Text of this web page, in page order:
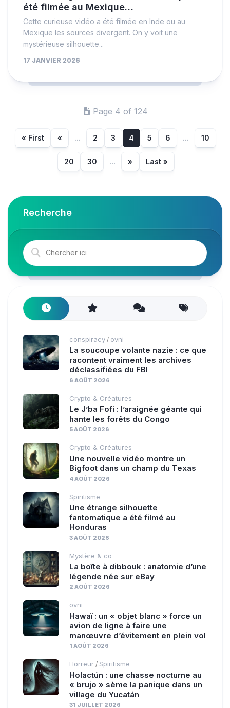
été filmée au Mexique…
Cette curieuse vidéo a été filmée en Inde ou au
Mexique les sources divergent. On y voit une
mystérieuse silhouette...
17 JANVIER 2026
Page 4 of 124
« First « ... 2 3 4 5 6 ... 10
20 30 ... » Last »
Recherche
conspiracy / ovni
La soucoupe volante nazie : ce que
racontent vraiment les archives
déclassifiées du FBI
6 AOÛT 2026
Crypto & Créatures
Le J’ba Fofi : l’araignée géante qui
hante les forêts du Congo
5 AOÛT 2026
Crypto & Créatures
Une nouvelle vidéo montre un
Bigfoot dans un champ du Texas
4 AOÛT 2026
Spiritisme
Une étrange silhouette
fantomatique a été filmé au
Honduras
3 AOÛT 2026
Mystère & co
La boîte à dibbouk : anatomie d’une
légende née sur eBay
2 AOÛT 2026
ovni
Hawaï : un « objet blanc » force un
avion de ligne à faire une
manœuvre d’évitement en plein vol
1 AOÛT 2026
Horreur / Spiritisme
Holactún : une chasse nocturne au
« brujo » sème la panique dans un
village du Yucatán
31 JUILLET 2026